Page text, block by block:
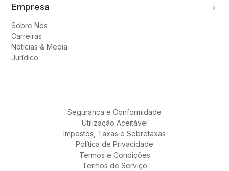
Empresa
Sobre Nós
Carreiras
Notícias & Media
Jurídico
Segurança e Conformidade
Utilização Aceitável
Impostos, Taxas e Sobretaxas
Política de Privacidade
Termos e Condições
Termos de Serviço